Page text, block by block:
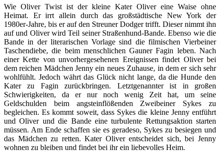
Wie Oliver Twist ist der kleine Kater Oliver eine Waise ohne
Heimat. Er irrt allein durch das großstädtische New York der
1980er-Jahre, bis er auf den Streuner Dodger trifft. Dieser nimmt ihn
auf und Oliver wird Teil seiner Straßenhund-Bande. Ebenso wie die
Bande in der literarischen Vorlage sind die filmischen Vierbeiner
Taschendiebe, die beim menschlichen Gauner Fagin leben. Nach
einer Kette von unvorhergesehenen Ereignissen findet Oliver bei
dem reichen Mädchen Jenny ein neues Zuhause, in dem er sich sehr
wohlfühlt. Jedoch währt das Glück nicht lange, da die Hunde den
Kater zu Fagin zurückbringen. Letztgenannter ist in großen
Schwierigkeiten, da er nur noch wenig Zeit hat, um seine
Geldschulden beim angsteinflößenden Zweibeiner Sykes zu
begleichen. Es kommt soweit, dass Sykes die kleine Jenny entführt
und Oliver und die Bande eine turbulente Rettungsaktion starten
müssen. Am Ende schaffen sie es geradeso, Sykes zu besiegen und
das Mädchen zu retten. Kater Oliver entscheidet sich, bei Jenny
wohnen zu bleiben und findet bei ihr ein liebevolles Heim.